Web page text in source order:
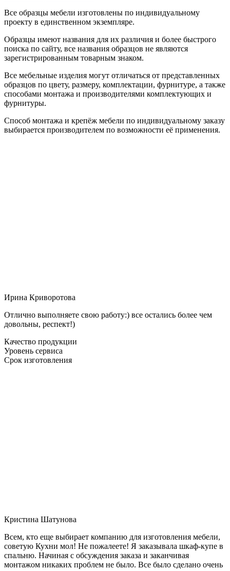
Все образцы мебели изготовлены по индивидуальному
проекту в единственном экземпляре.
Образцы имеют названия для их различия и более быстрого
поиска по сайту, все названия образцов не являются
зарегистрированным товарным знаком.
Все мебельные изделия могут отличаться от представленных
образцов по цвету, размеру, комплектации, фурнитуре, а также
способами монтажа и производителями комплектующих и
фурнитуры.
Способ монтажа и крепёж мебели по индивидуальному заказу
выбирается производителем по возможности её применения.
Ирина Криворотова
Отлично выполняете свою работу:) все остались более чем
довольны, респект!)
Качество продукции
Уровень сервиса
Срок изготовления
Кристина Шатунова
Всем, кто еще выбирает компанию для изготовления мебели,
советую Кухни мол! Не пожалеете! Я заказывала шкаф-купе в
спальню. Начиная с обсуждения заказа и заканчивая
монтажом никаких проблем не было. Все было сделано очень